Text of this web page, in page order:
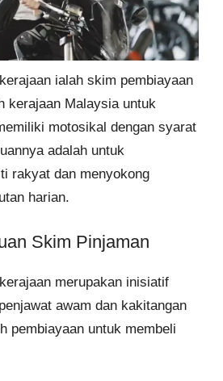
ialah skim pembiayaan
kerajaan Malaysia untuk
motosikal dengan syarat
adalah untuk
rakyat dan menyokong
harian.
Skim Pinjaman
merupakan inisiatif
awam dan kakitangan
pembiayaan untuk membeli